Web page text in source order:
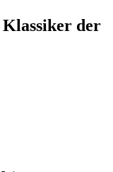
Klassiker der